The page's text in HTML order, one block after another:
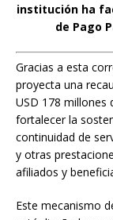
institución ha
de Pago
Gracias a esta
proyecta una
USD 178 millones
fortalecer la
continuidad de
y otras
afiliados y
Este mecanismo